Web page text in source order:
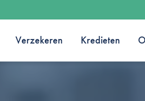
Verzekeren Kredieten